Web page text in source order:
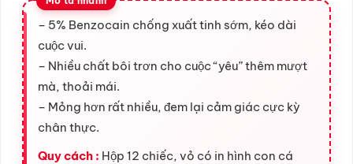
– 5% Benzocain chống xuất tinh sớm, kéo dài
cuộc vui.
– Nhiều chất bôi trơn cho cuộc “yêu” thêm mượt
mà, thoải mái.
– Mỏng hơn rất nhiều, đem lại cảm giác cực kỳ
chân thực.
Quy cách : Hộp 12 chiếc, vỏ có in hình con cá